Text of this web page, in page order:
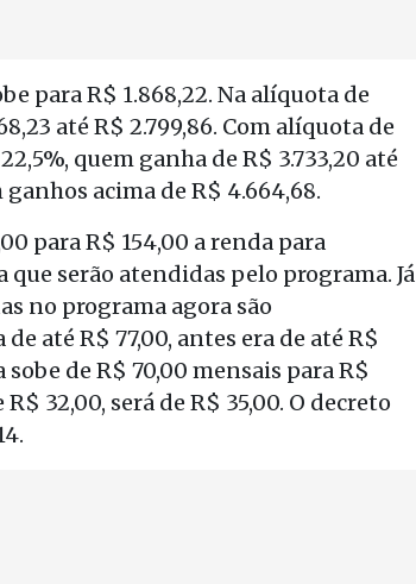
para R$ 1.868,22. Na alíquota de
até R$ 2.799,86. Com alíquota de
quem ganha de R$ 3.733,20 até
acima de R$ 4.664,68.
para R$ 154,00 a renda para
serão atendidas pelo programa. Já
no programa agora são
até R$ 77,00, antes era de até R$
de R$ 70,00 mensais para R$
32,00, será de R$ 35,00. O decreto